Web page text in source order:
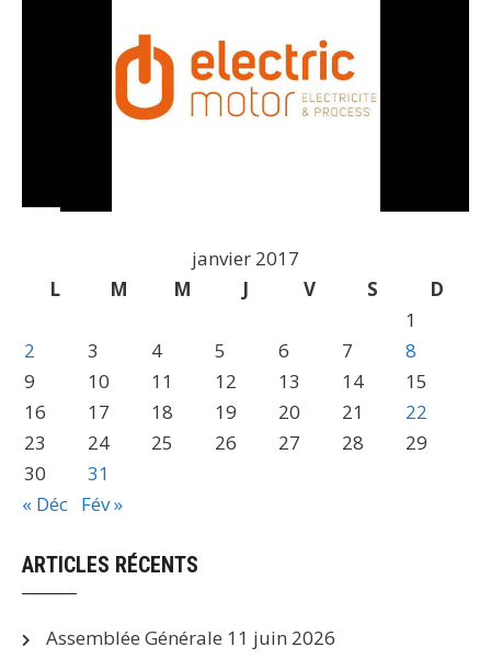
janvier 2017
L
M M J V S
D
1
2
3 4 5 6 7
8
9
10 11 12 13 14
15
16
17 18 19 20 21
22
23
24 25 26 27 28
29
30
31
« Déc Fév »
ARTICLES RÉCENTS
Assemblée Générale 11 juin 2026